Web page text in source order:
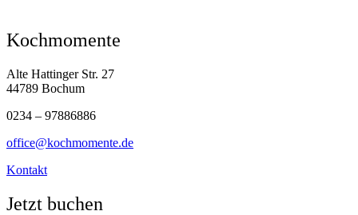
Kochmomente
Alte Hattinger Str. 27
44789 Bochum
0234 – 97886886
office@kochmomente.de
Kontakt
Jetzt buchen